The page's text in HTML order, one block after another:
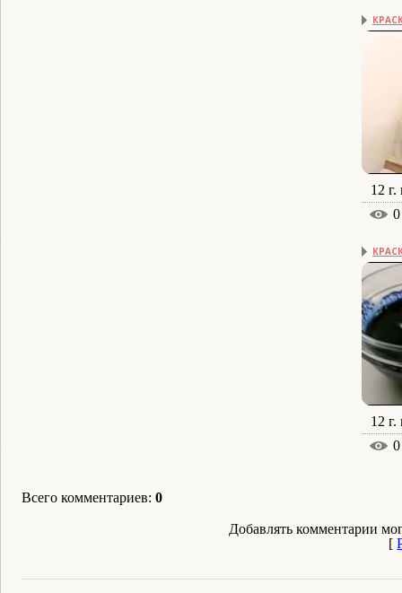
12 г.
0
12 г.
0
Всего комментариев: 0
Добавлять комментарии
[